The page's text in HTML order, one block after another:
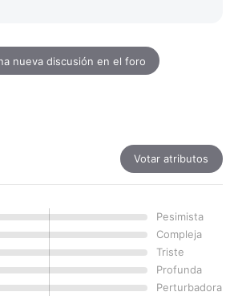
nueva discusión en el foro
Votar atributos
Pesimista
Compleja
Triste
Profunda
Perturbadora